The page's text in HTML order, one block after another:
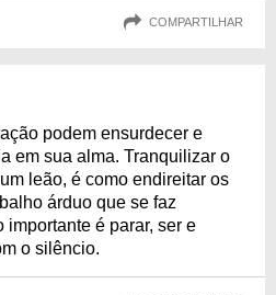
COMPARTILHAR
podem ensurdecer e
em sua alma. Tranquilizar o
leão, é como endireitar os
árduo que se faz
importante é parar, ser e
o silêncio.